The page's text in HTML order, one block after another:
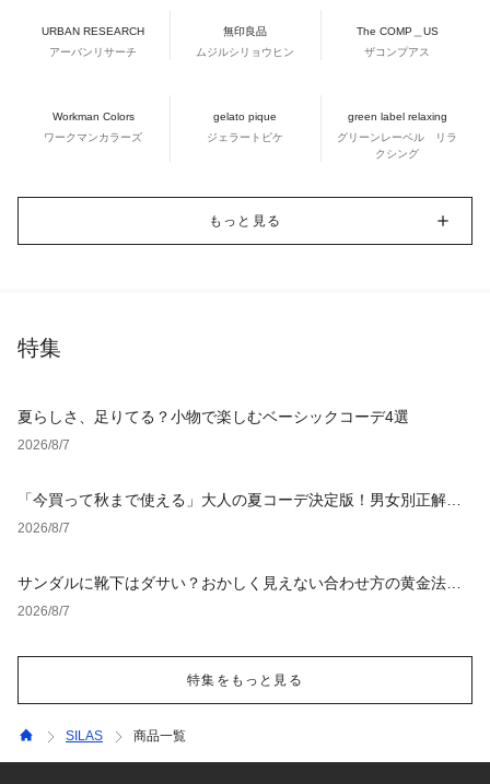
URBAN RESEARCH
アーバンリサーチ
無印良品
ムジルシリョウヒン
The COMP＿US
ザコンプアス
Workman Colors
ワークマンカラーズ
gelato pique
ジェラートピケ
green label relaxing
グリーンレーベル リラ
クシング
もっと見る
特集
夏らしさ、足りてる？小物で楽しむベーシックコーデ4選
2026/8/7
「今買って秋まで使える」大人の夏コーデ決定版！男女別正解ス
タイルとNGな着こなし
2026/8/7
サンダルに靴下はダサい？おかしく見えない合わせ方の黄金法則
と男女別おすすめコーデ
2026/8/7
特集をもっと見る
SILAS 商品一覧